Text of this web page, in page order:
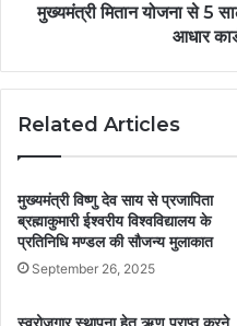
मुख्यमंत्री मितान योजना से 5
आधार
Related Articles
मुख्यमंत्री विष्णु देव साय से प्रजापिता
ब्रह्माकुमारी ईश्वरीय विश्वविद्यालय के
प्रतिनिधि मण्डल की सौजन्य मुलाकात
September 26, 2025